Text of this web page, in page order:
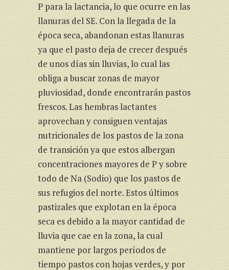
P para la lactancia, lo que ocurre en las
llanuras del SE. Con la llegada de la
época seca, abandonan estas llanuras
ya que el pasto deja de crecer después
de unos días sin lluvias, lo cual las
obliga a buscar zonas de mayor
pluviosidad, donde encontrarán pastos
frescos. Las hembras lactantes
aprovechan y consiguen ventajas
nutricionales de los pastos de la zona
de transición ya que estos albergan
concentraciones mayores de P y sobre
todo de Na (Sodio) que los pastos de
sus refugios del norte. Estos últimos
pastizales que explotan en la época
seca es debido a la mayor cantidad de
lluvia que cae en la zona, la cual
mantiene por largos períodos de
tiempo pastos con hojas verdes, y por